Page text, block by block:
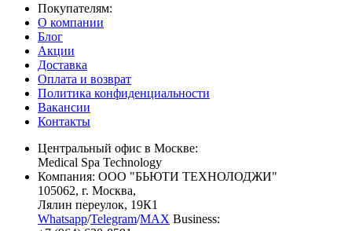
Покупателям:
О компании
Блог
Акции
Доставка
Оплата и возврат
Политика конфиденциальности
Вакансии
Контакты
Центральный офис в Москве:
Medical Spa Technology
Компания: ООО "БЬЮТИ ТЕХНОЛОДЖИ"
105062, г. Москва,
Лялин переулок, 19К1
Whatsapp/Telegram/MAX Business: